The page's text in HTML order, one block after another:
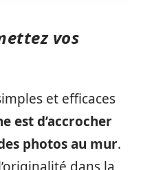
vos
et efficaces
est d’accrocher
photos au mur.
dans la